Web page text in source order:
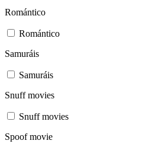
Romántico
Romántico
Samuráis
Samuráis
Snuff movies
Snuff movies
Spoof movie